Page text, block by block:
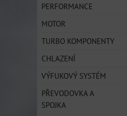
PERFORMANCE
MOTOR
TURBO KOMPONENTY
CHLAZENÍ
VÝFUKOVÝ SYSTÉM
PŘEVODOVKA A
SPOJKA